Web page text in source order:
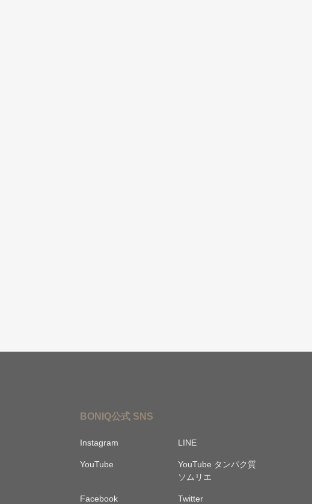
BONIQ公式 SNS
Instagram LINE
YouTube
YouTube タンパク質
ソムリエ
Facebook Twitter